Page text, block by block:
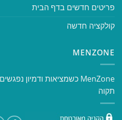
פריטים חדשים בדף הבית
קולקציה חדשה
MENZONE
תקוה